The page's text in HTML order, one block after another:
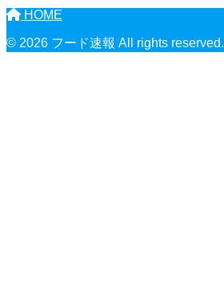
HOME
© 2026 フード速報 All rights reserved.